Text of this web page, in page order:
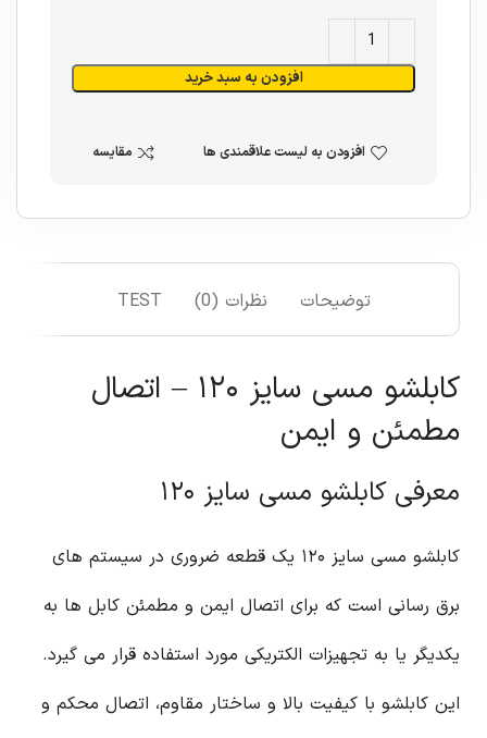
افزودن به سبد خرید
افزودن به لیست علاقمندی ها مقایسه
توضیحات نظرات (0) TEST
کابلشو مسی سایز ۱۲۰ – اتصال
مطمئن و ایمن
معرفی کابلشو مسی سایز ۱۲۰
کابلشو مسی سایز ۱۲۰ یک قطعه ضروری در سیستم های
برق رسانی است که برای اتصال ایمن و مطمئن کابل ها به
یکدیگر یا به تجهیزات الکتریکی مورد استفاده قرار می گیرد.
این کابلشو با کیفیت بالا و ساختار مقاوم، اتصال محکم و